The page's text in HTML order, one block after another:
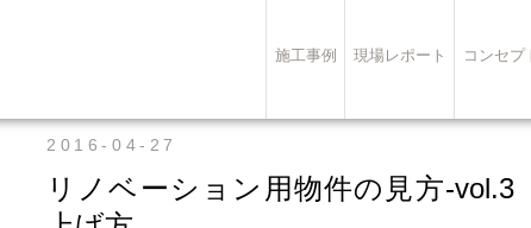
2016-04-27
リノベーション用物件の見方-
施工事例 現場レポート コンセプ